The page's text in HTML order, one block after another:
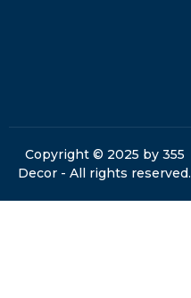
Copyright © 2025 by 355
Decor - All rights reserved.